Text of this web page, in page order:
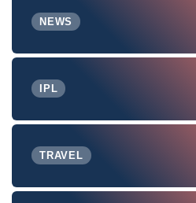
NEWS
IPL
TRAVEL